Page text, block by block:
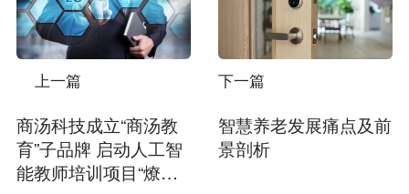
上一篇
商汤科技成立“商汤教
育”子品牌 启动人工智
能教师培训项目“燎原
下一篇
智慧养老发展痛点及前
景剖析